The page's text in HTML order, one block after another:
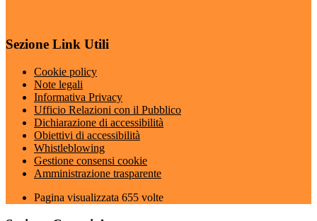
Sezione Link Utili
Cookie policy
Note legali
Informativa Privacy
Ufficio Relazioni con il Pubblico
Dichiarazione di accessibilità
Obiettivi di accessibilità
Whistleblowing
Gestione consensi cookie
Amministrazione trasparente
Pagina visualizzata 655 volte